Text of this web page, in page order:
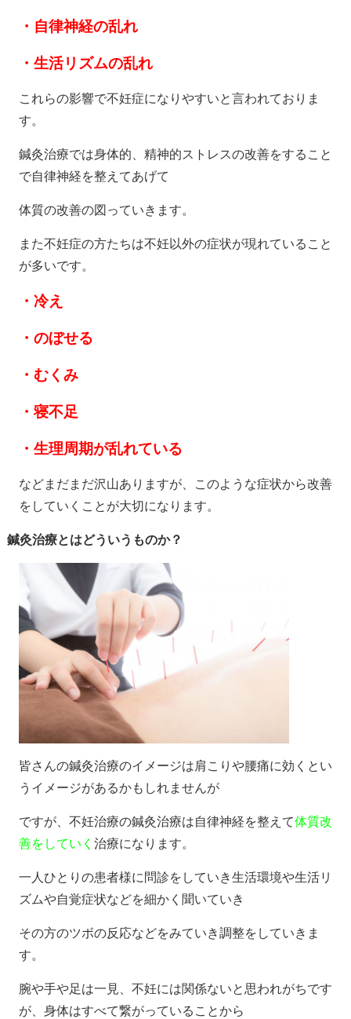
・自律神経の乱れ
・生活リズムの乱れ
これらの影響で不妊症になりやすいと言われておりま
す。
鍼灸治療では身体的、精神的ストレスの改善をすること
で自律神経を整えてあげて
体質の改善の図っていきます。
また不妊症の方たちは不妊以外の症状が現れていること
が多いです。
・冷え
・のぼせる
・むくみ
・寝不足
・生理周期が乱れている
などまだまだ沢山ありますが、このような症状から改善
をしていくことが大切になります。
鍼灸治療とはどういうものか？
皆さんの鍼灸治療のイメージは肩こりや腰痛に効くとい
うイメージがあるかもしれませんが
ですが、不妊治療の鍼灸治療は自律神経を整えて体質改
善をしていく 治療になります。
一人ひとりの患者様に問診をしていき生活環境や生活リ
ズムや自覚症状などを細かく聞いていき
その方のツボの反応などをみていき調整をしていきま
す。
腕や手や足は一見、不妊には関係ないと思われがちです
が、身体はすべて繋がっていることから